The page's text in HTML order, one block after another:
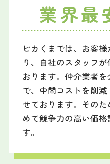
業界最
ピカくまでは、お客
り、自社のスタッフ
おります。仲介業者
で、中間コストを削
せております。その
めて競争力の高い価
す。